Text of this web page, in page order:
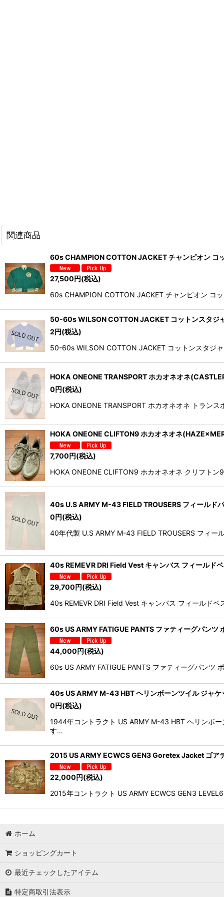
関連商品
60s CHAMPION COTTON JACKET チャンピオン コ
27,500円(税込)
60s CHAMPION COTTON JACKET チャンピオン コ
50-60s WILSON COTTON JACKET コットンスタジ
2円(税込)
50-60s WILSON COTTON JACKET コットンスタジ
HOKA ONEONE TRANSPORT ホカオネオネ
0円(税込)
HOKA ONEONE TRANSPORT ホカオネオネ トラン
HOKA ONEONE CLIFTON9 ホカオネオネ
7,700円(税込)
HOKA ONEONE CLIFTON9 ホカオネオネ クリフト
40s U.S ARMY M-43 FIELD TROUSERS フィールド
0円(税込)
40年代製 U.S ARMY M-43 FIELD TROUSERS フィ
40s REMEVR DRI Field Vest キャンバス フィールド
29,700円(税込)
40s REMEVR DRI Field Vest キャンバス フィールド
60s US ARMY FATIGUE PANTS ファティーグパン
44,000円(税込)
60s US ARMY FATIGUE PANTS ファティーグパン
40s US ARMY M-43 HBT ヘリンボーンツイル ジャ
0円(税込)
1944年コントラクト US ARMY M-43 HBT ヘリンボ
す…
2015 US ARMY ECWCS GEN3 Goretex Jacket ゴア
22,000円(税込)
2015年コントラクト US ARMY ECWCS GEN3
ホーム
ショッピングカート
最近チェックしたアイテム
特定商取引法表示